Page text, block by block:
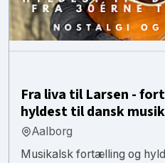
Fra liva til Larsen -
hyldest til dansk musik
Aalborg
Musikalsk fortælling og